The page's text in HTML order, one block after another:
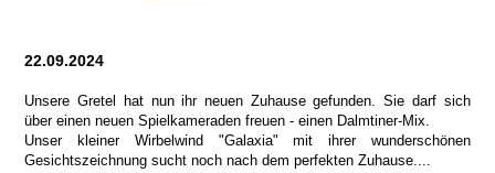
22.09.2024
Unsere Gretel hat nun ihr neuen Zuhause gefunden. Sie darf sich
über einen neuen Spielkameraden freuen - einen Dalmtiner-Mix.
Unser kleiner Wirbelwind "Galaxia" mit ihrer wunderschönen
Gesichtszeichnung sucht noch nach dem perfekten Zuhause....